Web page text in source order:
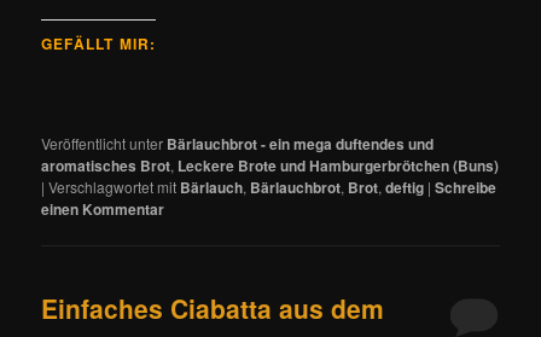
GEFÄLLT MIR:
Veröffentlicht unter Bärlauchbrot - ein mega duftendes und
aromatisches Brot, Leckere Brote und Hamburgerbrötchen (Buns)
|Verschlagwortet mit Bärlauch, Bärlauchbrot, Brot,deftig |Schreibe
einen Kommentar
Einfaches Ciabatta aus dem